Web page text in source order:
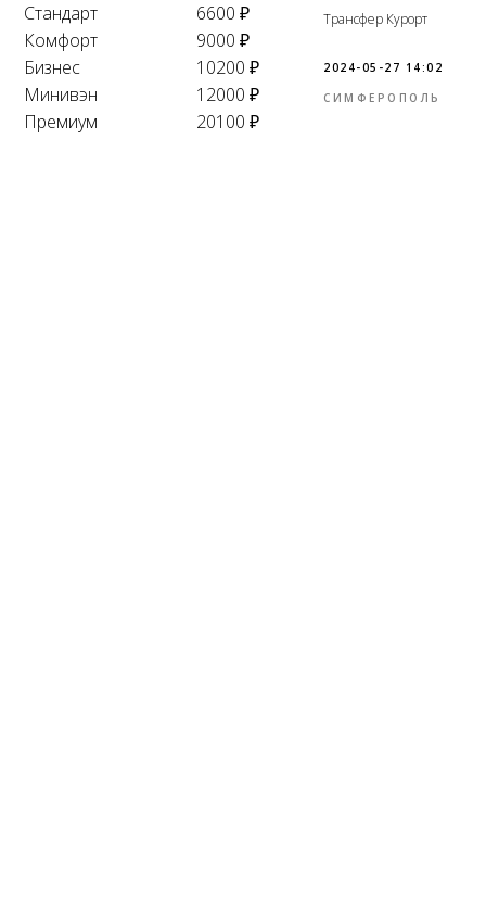
Стандарт
6600 ₽
Комфорт
9000 ₽
Бизнес
10200 ₽
Минивэн
12000 ₽
Премиум
20100 ₽
Трансфер Курорт
2024-05-27 14:02
СИМФЕРОПОЛЬ